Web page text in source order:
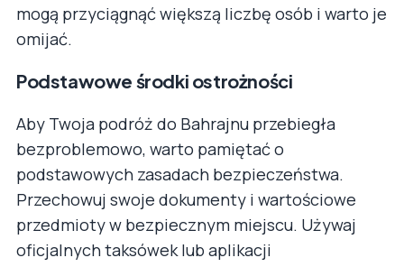
mogą przyciągnąć większą liczbę osób i warto je
omijać.
Podstawowe środki ostrożności
Aby Twoja podróż do Bahrajnu przebiegła
bezproblemowo, warto pamiętać o
podstawowych zasadach bezpieczeństwa.
Przechowuj swoje dokumenty i wartościowe
przedmioty w bezpiecznym miejscu. Używaj
oficjalnych taksówek lub aplikacji